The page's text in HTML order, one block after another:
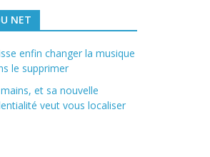
NET
enfin changer la musique
le supprimer
et sa nouvelle
veut vous localiser